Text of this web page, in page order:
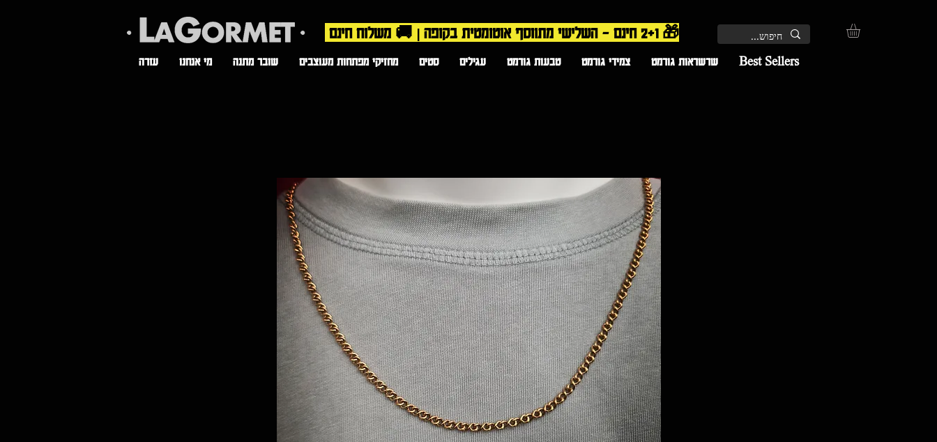
🎁 2+1 חינם – השלישי מתווסף אוטומטית בקופה | 🚚 משלוח חינם
Best Sellers שרשראות גורמט צמידי גורמט טבעות גורמט עגילים סטים מחזיקי מפתחות מעוצבים שובר מתנה מי אנחנו עזרה